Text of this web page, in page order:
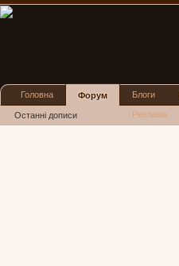
Головна Форум
Останні дописи
Блоги
Реклама